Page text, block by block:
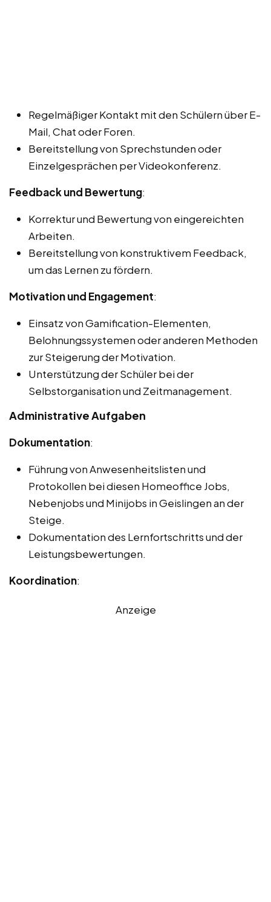
Regelmäßiger Kontakt mit den Schülern über E-
Mail, Chat oder Foren.
Bereitstellung von Sprechstunden oder
Einzelgesprächen per Videokonferenz.
Feedback und Bewertung:
Korrektur und Bewertung von eingereichten
Arbeiten.
Bereitstellung von konstruktivem Feedback,
um das Lernen zu fördern.
Motivation und Engagement:
Einsatz von Gamification-Elementen,
Belohnungssystemen oder anderen Methoden
zur Steigerung der Motivation.
Unterstützung der Schüler bei der
Selbstorganisation und Zeitmanagement.
Administrative Aufgaben
Dokumentation:
Führung von Anwesenheitslisten und
Protokollen bei diesen Homeoffice Jobs,
Nebenjobs und Minijobs in Geislingen an der
Steige.
Dokumentation des Lernfortschritts und der
Leistungsbewertungen.
Koordination:
Anzeige